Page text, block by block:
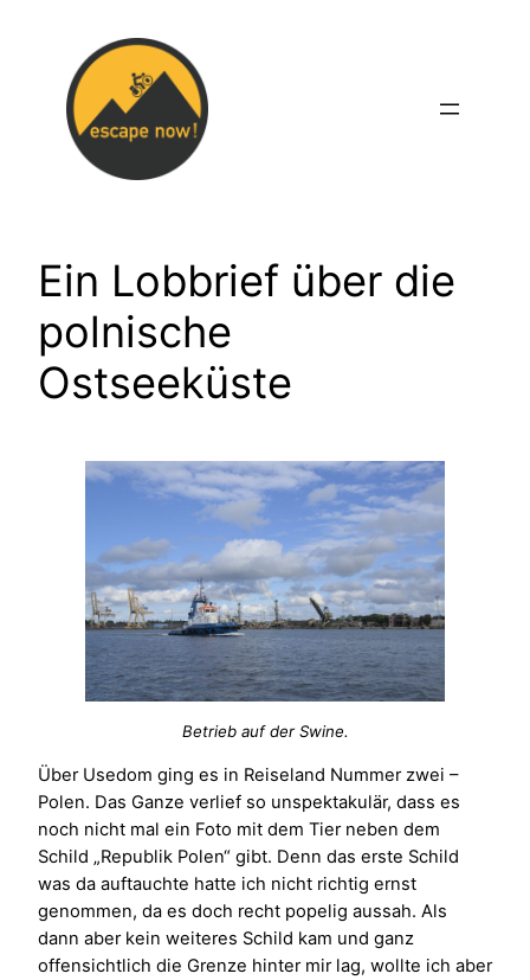
springen
Ein Lobbrief über die
polnische
Ostseeküste
Betrieb auf der Swine.
Über Usedom ging es in Reiseland Nummer zwei –
Polen. Das Ganze verlief so unspektakulär, dass es
noch nicht mal ein Foto mit dem Tier neben dem
Schild „Republik Polen“ gibt. Denn das erste Schild
was da auftauchte hatte ich nicht richtig ernst
genommen, da es doch recht popelig aussah. Als
dann aber kein weiteres Schild kam und ganz
offensichtlich die Grenze hinter mir lag, wollte ich aber